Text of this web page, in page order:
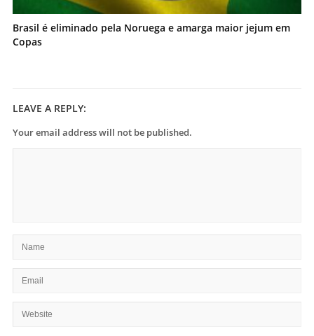
Brasil é eliminado pela Noruega e amarga maior jejum em
Copas
LEAVE A REPLY:
Your email address will not be published.